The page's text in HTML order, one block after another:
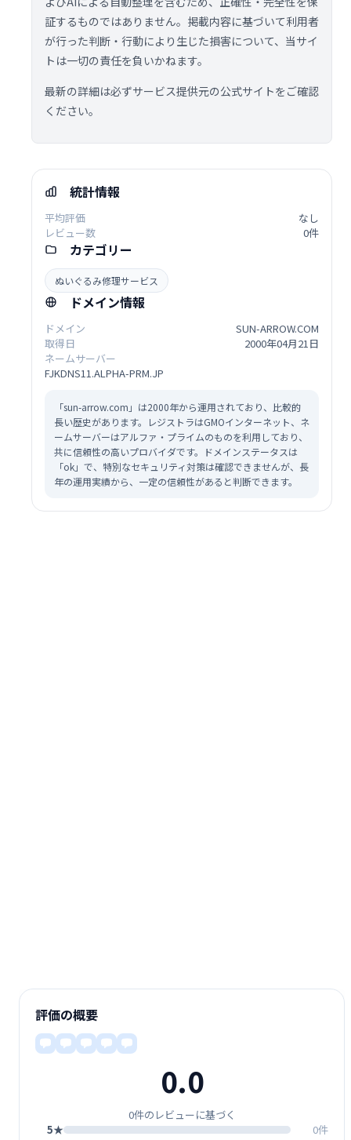
証するものではありません。掲載内容に基づいて利用者
が行った判断・行動により生じた損害について、当サイ
トは一切の責任を負いかねます。
最新の詳細は必ずサービス提供元の公式サイトをご確認
ください。
統計情報
平均評価
なし
レビュー数
0件
カテゴリー
ぬいぐるみ修理サービス
ドメイン情報
ドメイン
SUN-ARROW.COM
取得日
2000年04月21日
ネームサーバー
FJKDNS11.ALPHA-PRM.JP
「sun-arrow.com」は2000年から運用されており、比較的
長い歴史があります。レジストラはGMOインターネット、ネ
ームサーバーはアルファ・プライムのものを利用しており、
共に信頼性の高いプロバイダです。ドメインステータスは
「ok」で、特別なセキュリティ対策は確認できませんが、長
年の運用実績から、一定の信頼性があると判断できます。
評価の概要
0.0
0件のレビューに基づく
5★
0件